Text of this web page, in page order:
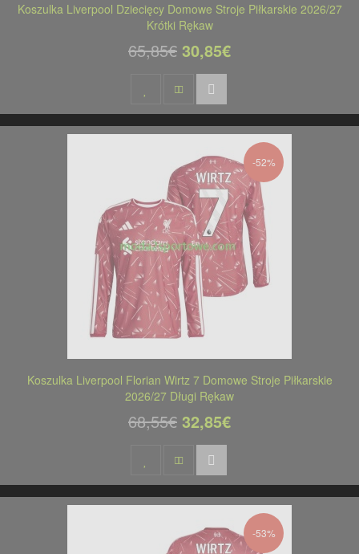
Koszulka Liverpool Dziecięcy Domowe Stroje Piłkarskie 2026/27
Krótki Rękaw
65,85€ 30,85€
-52%
Koszulka Liverpool Florian Wirtz 7 Domowe Stroje Piłkarskie
2026/27 Długi Rękaw
68,55€ 32,85€
-53%